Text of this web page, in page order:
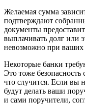
Желаемая сумма
подтверждают
документы
выплачивать долг или
невозможно при ваших
Некоторые банки
Это тоже
что случится. Если вы
будут делать ваши
и сами поручители,